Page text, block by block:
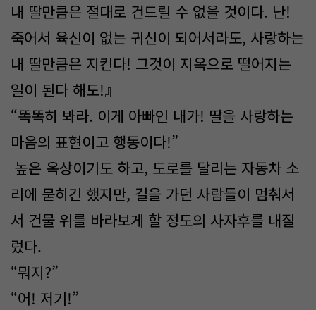
내 딸만큼은 절대로 건드릴 수 없을 것이다. 난!
죽어서 육신이 없는 귀신이 되어서라도, 사랑하는
내 딸만큼은 지킨다! 그것이 지옥으로 떨어지는
일이 된다 해도!』
“똑똑히 봐라. 이게 아빠인 내가! 딸을 사랑하는
마음의 표현이고 행동이다!”
높은 옥상이기도 하고, 도로를 달리는 자동차 소
리에 묻히긴 했지만, 길을 가던 사람들이 멈춰서
서 건물 위를 바라보게 할 정도의 사자후를 내질
렀다.
“뭐지?”
“어! 저기!”